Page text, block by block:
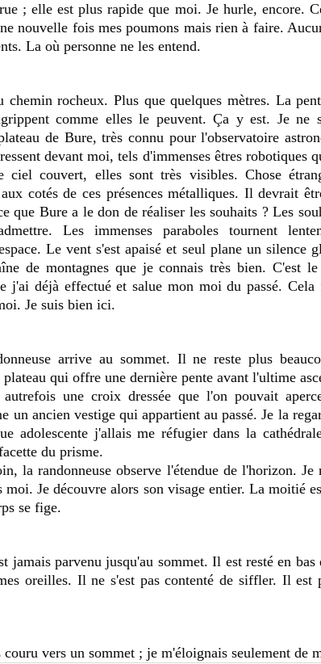
; elle est plus rapide que moi. Je hurle, encore.
nouvelle fois mes poumons mais rien à faire.
La où personne ne les entend.
comme elles le peuvent. Ça y est. Je ne
de Bure, très connu pour l'observatoire
devant moi, tels d'immenses êtres robotiques
ciel couvert, elles sont très visibles. Chose
cotés de ces présences métalliques. Il devrait
que Bure a le don de réaliser les souhaits ? Les
Les immenses paraboles tournent
Le vent s'est apaisé et seul plane un silence
de montagnes que je connais très bien. C'est
j'ai déjà effectué et salue mon moi du passé.
Je suis bien ici.
qui offre une dernière pente avant l'ultime
une croix dressée que l'on pouvait
un ancien vestige qui appartient au passé. Je la
adolescente j'allais me réfugier dans la
du prisme.
la randonneuse observe l'étendue de l'horizon. Je
Je découvre alors son visage entier. La moitié
se fige.
oreilles. Il ne s'est pas contenté de siffler. Il est
couru vers un sommet ; je m'éloignais seulement